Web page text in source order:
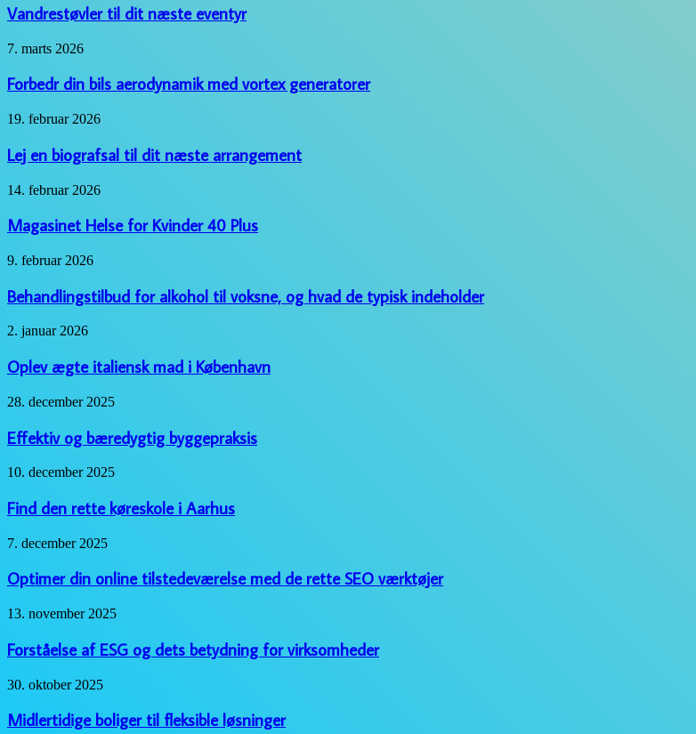
dit
næste
eventyr
Vandrestøvler til dit næste eventyr
Forbedr
bils
aerodynamik
med
vortex
7. marts 2026
Forbedr din bils aerodynamik med vortex generatorer
Lej
biografsal
til
dit
næste
19. februar 2026
Lej en biografsal til dit næste arrangement
Magasinet
for
Kvinder
40
Plus
14. februar 2026
Magasinet Helse for Kvinder 40 Plus
Behandlingstilbud
alkohol
til
voksne,
og
de
indeholder
9. februar 2026
Behandlingstilbud for alkohol til voksne, og hvad de typisk indeholder
Oplev
italiensk
mad
i
København
2. januar 2026
Oplev ægte italiensk mad i København
Effektiv
bæredygtig
byggepraksis
28. december 2025
Effektiv og bæredygtig byggepraksis
Find
rette
køreskole
i
Aarhus
10. december 2025
Find den rette køreskole i Aarhus
Optimer
online
tilstedeværelse
med
de
SEO
7. december 2025
Optimer din online tilstedeværelse med de rette SEO værktøjer
Forståelse
ESG
og
dets
betydning
virksomheder
13. november 2025
Forståelse af ESG og dets betydning for virksomheder
Midlertidige
til
30. oktober 2025
Midlertidige boliger til fleksible løsninger